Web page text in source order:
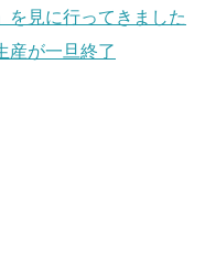
を見に行ってきました
産が一旦終了